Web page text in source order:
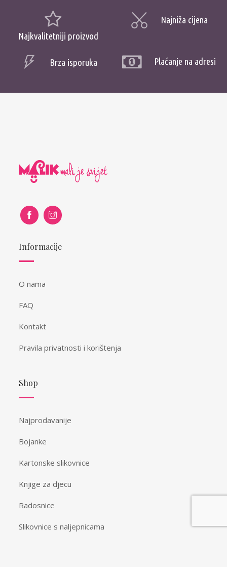
Najkvalitetniji proizvod
Najniža cijena
Brza isporuka Plaćanje na adresi
Informacije
O nama
FAQ
Kontakt
Pravila privatnosti i korištenja
Shop
Najprodavanije
Bojanke
Kartonske slikovnice
Knjige za djecu
Radosnice
Slikovnice s naljepnicama